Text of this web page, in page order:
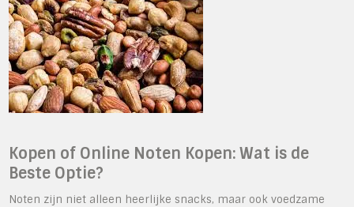
Kopen of Online Noten Kopen: Wat is de
Beste Optie?
Noten zijn niet alleen heerlijke snacks, maar ook voedzame